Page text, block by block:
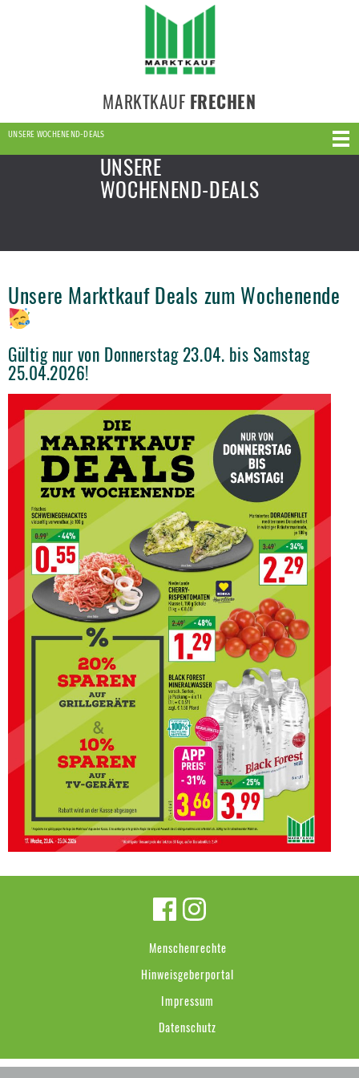
MARKTKAUF FRECHEN
UNSERE WOCHENEND-DEALS
UNSERE
WOCHENEND-DEALS
Unsere Marktkauf Deals zum Wochenende
Gültig nur von Donnerstag 23.04. bis Samstag
25.04.2026!
Menschenrechte
Hinweisgeberportal
Impressum
Datenschutz